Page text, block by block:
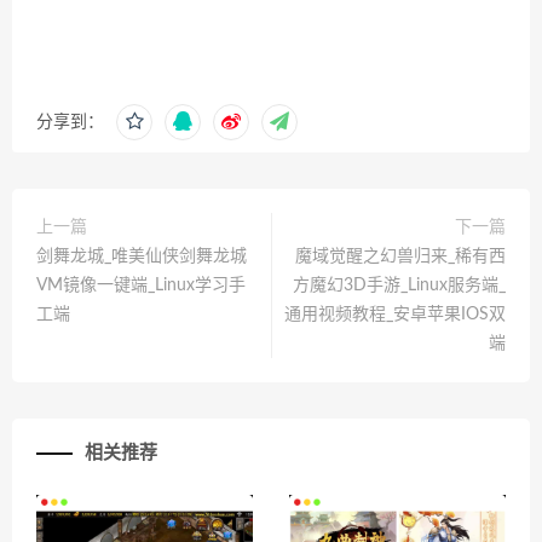
分享到：
上一篇
剑舞龙城_唯美仙侠剑舞龙城
VM镜像一键端_Linux学习手
工端
下一篇
魔域觉醒之幻兽归来_稀有西
方魔幻3D手游_Linux服务端_
通用视频教程_安卓苹果IOS双
端
相关推荐